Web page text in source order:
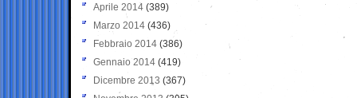
Aprile 2014 (389)
Marzo 2014 (436)
Febbraio 2014 (386)
Gennaio 2014 (419)
Dicembre 2013 (367)